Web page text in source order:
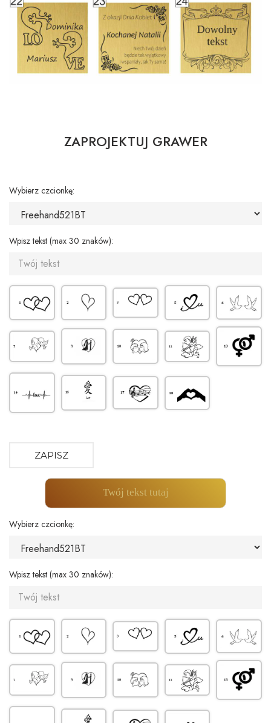
ZAPROJEKTUJ GRAWER
Wybierz czcionkę:
Wpisz tekst (max 30 znaków):
ZAPISZ
Twój tekst tutaj
Wybierz czcionkę:
Wpisz tekst (max 30 znaków):